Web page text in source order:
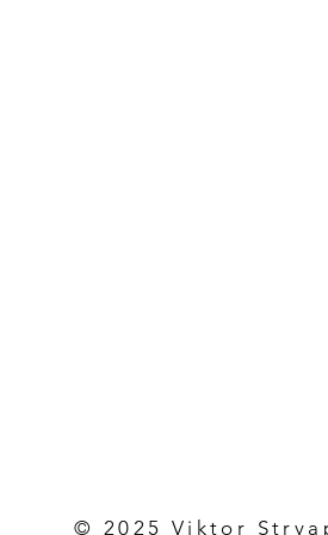
© 2025 Viktor